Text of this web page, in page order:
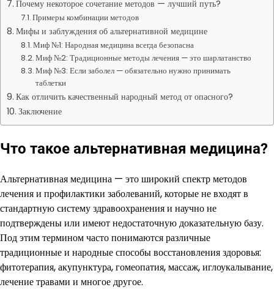
Почему некоторое сочетание методов — лучший путь?
Примеры комбинации методов
Мифы и заблуждения об альтернативной медицине
Миф №1: Народная медицина всегда безопасна
Миф №2: Традиционные методы лечения — это шарлатанство
Миф №3: Если заболел — обязательно нужно принимать
таблетки
Как отличить качественный народный метод от опасного?
Заключение
Что такое альтернативная медицина?
Альтернативная медицина — это широкий спектр методов
лечения и профилактики заболеваний, которые не входят в
стандартную систему здравоохранения и научно не
подтверждены или имеют недостаточную доказательную базу.
Под этим термином часто понимаются различные
традиционные и народные способы восстановления здоровья:
фитотерапия, акупунктура, гомеопатия, массаж, иглоукалывание,
лечение травами и многое другое.